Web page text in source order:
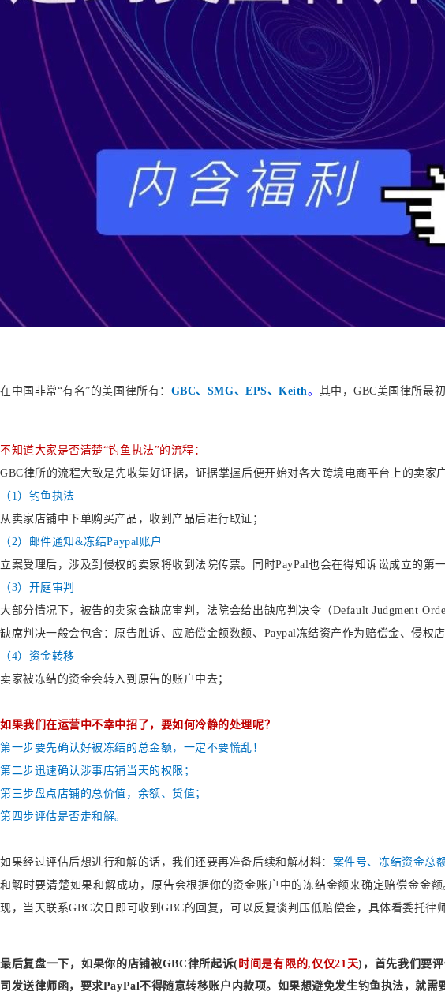
在中国非常“有名”的美国律所有： GBC、SMG、EPS、Keith。 其中，GBC美国律所最
不知道大家是否清楚“钓鱼执法”的流程：
GBC律所的流程大致是先收集好证据，证据掌握后便开始对各大跨境电商平台上的卖家
（ 1）钓鱼执法
从卖家店铺中下单购买产品，收到产品后进行取证；
（2）
邮件通知 &冻结Paypal账户
立案受理后，涉及到侵权的卖家将收到法院传票。同时PayPal也会在得知诉讼成立的第
（3） 开庭审判
大部分情况下，被告的卖家会缺席审判，法院会给出缺席判决令（Default Judgment
缺席判决一般会包含：原告胜诉、应赔偿金额数额、 Paypal冻结资产作为赔偿金、侵权
（4） 资金转移
卖家被冻结的资金会转入到原告的账户中去；
如果我们在运营中不幸中招了，要如何冷静的处理呢？
第一步要先确认好被冻结的总金额，一定不要慌乱！
第二步迅速确认涉事店铺当天的权限；
第三步盘点店铺的总价值，余额、货值；
第四步评估是否走和解。
如果经过评估后想进行和解的话，我们还要再准备后续和解材料： 案件号、冻结资金总额
和解时要清楚如果和解成功，原告会根据你的资金账户中的冻结金额来确定赔偿金金
现，当天联系GBC次日即可收到GBC的回复，可以反复谈判压低赔偿金，具体看委托律
最后复盘一下，如果你的店铺被GBC律所起诉( 时间是有限的,仅仅21天)，首先我们要
司发送律师函，要求PayPal不得随意转移账户内款项。如果想避免发生钓鱼执法，就需